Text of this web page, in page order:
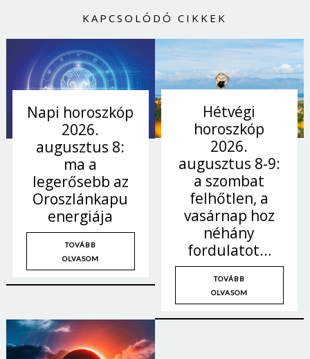
KAPCSOLÓDÓ CIKKEK
Napi horoszkóp
2026.
augusztus 8:
ma a
legerősebb az
Oroszlánkapu
energiája
TOVÁBB
OLVASOM
Hétvégi
horoszkóp
2026.
augusztus 8-9:
a szombat
felhőtlen, a
vasárnap hoz
néhány
fordulatot…
TOVÁBB
OLVASOM
Mégse Bejelentkezés